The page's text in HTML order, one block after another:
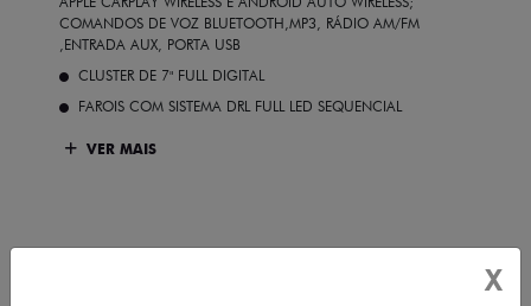
COMANDOS DE VOZ BLUETOOTH,MP3, RÁDIO AM/FM
,ENTRADA AUX, PORTA USB
CLUSTER DE 7" FULL DIGITAL
FAROIS COM SISTEMA DRL FULL LED SEQUENCIAL
VER MAIS
X